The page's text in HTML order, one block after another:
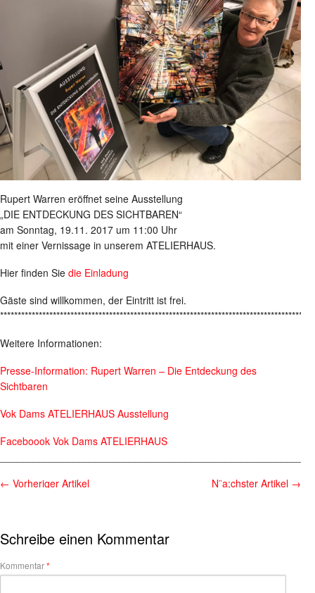
Rupert Warren eröffnet seine Ausstellung
„DIE ENTDECKUNG DES SICHTBAREN“
am Sonntag, 19.11. 2017 um 11:00 Uhr
mit einer Vernissage in unserem ATELIERHAUS.
Hier finden Sie die Einladung
Gäste sind willkommen, der Eintritt ist frei.
Weitere Informationen:
Presse-Information: Rupert Warren – Die Entdeckung des
Sichtbaren
Vok Dams ATELIERHAUS Ausstellung
Faceboook Vok Dams ATELIERHAUS
← Vorheriger Artikel N¨a;chster Artikel →
Schreibe einen Kommentar
Kommentar*